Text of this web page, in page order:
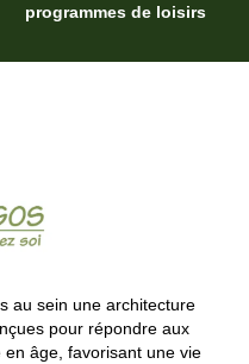
programmes de loisirs
au sein une architecture
pour répondre aux
en âge, favorisant une vie